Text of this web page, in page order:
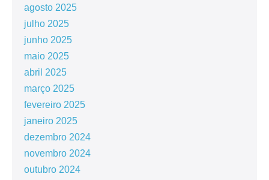
agosto 2025
julho 2025
junho 2025
maio 2025
abril 2025
março 2025
fevereiro 2025
janeiro 2025
dezembro 2024
novembro 2024
outubro 2024